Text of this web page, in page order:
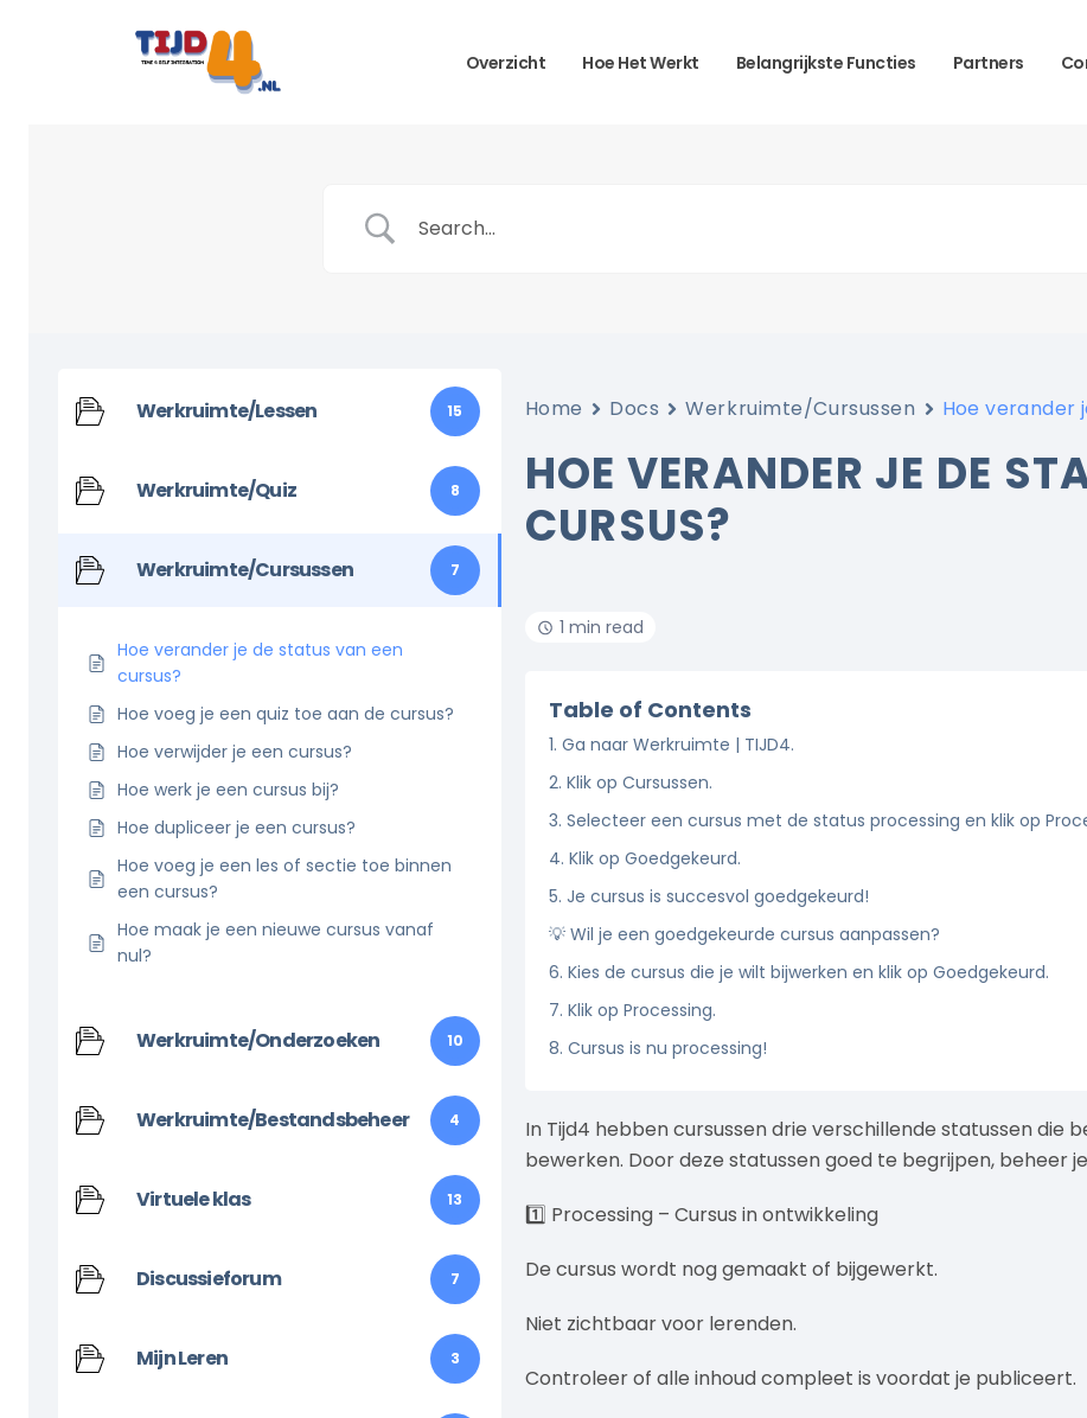
Overzicht Hoe Het Werkt Belangrijkste Functies Partners
Werkruimte/Lessen 15
Werkruimte/Quiz 8
Werkruimte/Cursussen 7
Hoe verander je de status van een
cursus?
Hoe voeg je een quiz toe aan de cursus?
Hoe verwijder je een cursus?
Hoe werk je een cursus bij?
Hoe dupliceer je een cursus?
Hoe voeg je een les of sectie toe binnen
een cursus?
Hoe maak je een nieuwe cursus vanaf
nul?
Werkruimte/Onderzoeken 10
Werkruimte/Bestandsbeheer 4
Virtuele klas 13
Discussieforum 7
Mijn Leren 3
Home Docs Werkruimte/Cursussen Hoe verander
HOE VERANDER JE DE
CURSUS?
1 min read
Table of Contents
1. Ga naar Werkruimte | TIJD4.
2. Klik op Cursussen.
3. Selecteer een cursus met de status processing en klik op
4. Klik op Goedgekeurd.
5. Je cursus is succesvol goedgekeurd!
💡 Wil je een goedgekeurde cursus aanpassen?
6. Kies de cursus die je wilt bijwerken en klik op Goedgekeurd.
7. Klik op Processing.
8. Cursus is nu processing!
In Tijd4 hebben cursussen drie verschillende statussen die
bewerken. Door deze statussen goed te begrijpen, beheer
1️⃣ Processing – Cursus in ontwikkeling
De cursus wordt nog gemaakt of bijgewerkt.
Niet zichtbaar voor lerenden.
Controleer of alle inhoud compleet is voordat je publiceert.